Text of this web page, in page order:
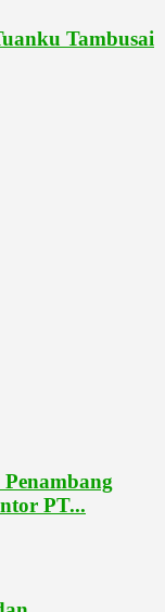
Tambusai
PT...